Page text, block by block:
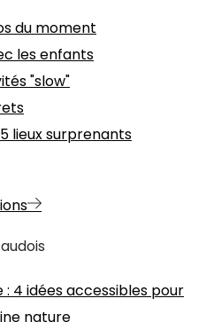
du moment
les enfants
"slow"
lieux surprenants
: 4 idées accessibles pour
nature